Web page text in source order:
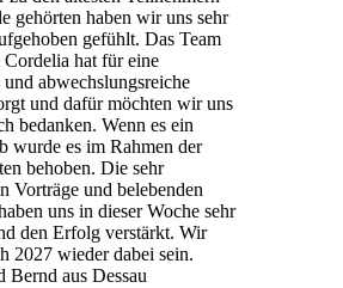
gehörten haben wir uns sehr
gefühlt. Das Team
Cordelia hat für eine
und abwechslungsreiche
und dafür möchten wir uns
bedanken. Wenn es ein
wurde es im Rahmen der
behoben. Die sehr
Vorträge und belebenden
uns in dieser Woche sehr
den Erfolg verstärkt. Wir
2027 wieder dabei sein.
Bernd aus Dessau